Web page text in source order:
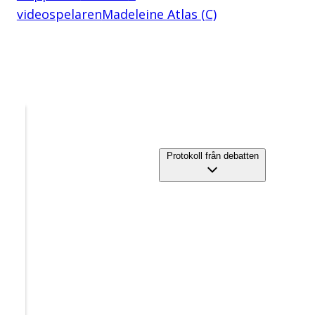
videospelarenMadeleine Atlas (C)
Protokoll från debatten